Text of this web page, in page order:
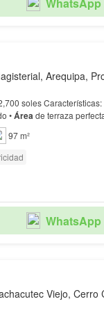
Arequipa,
•Áreade terraza
97 m²
WhatsApp
Viejo, Cerro